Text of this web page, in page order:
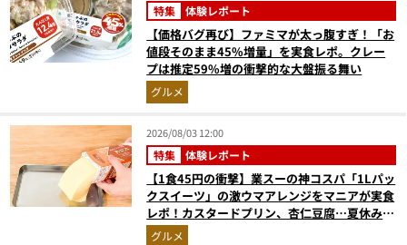
特集 体験レポート
【価格バグ再び】ファミマが太っ腹すぎ！「お
値段そのまま45%増量」を実食レポ。クレー
プは推定59%増の衝撃的な大盤振る舞い
グルメ
2026/08/03 12:00
特集 体験レポート
【1食45円の衝撃】業スーの神コスパ「1Lパッ
クスイーツ」の激ウマアレンジをマニアが実食
レポ！カスタードプリン、杏仁豆腐…夏休みの
おやつに最強すぎた
グルメ